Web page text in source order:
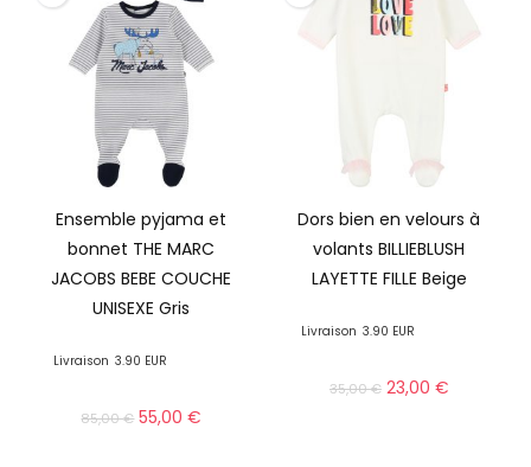
Ensemble pyjama et
bonnet THE MARC
JACOBS BEBE COUCHE
UNISEXE Gris
Livraison 3.90 EUR
85,00€ 55,00€
Dors bien en velours à
volants BILLIEBLUSH
LAYETTE FILLE Beige
Livraison 3.90 EUR
35,00€ 23,00 €